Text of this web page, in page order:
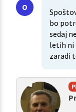
bo
sedaj
letih ni
zaradi